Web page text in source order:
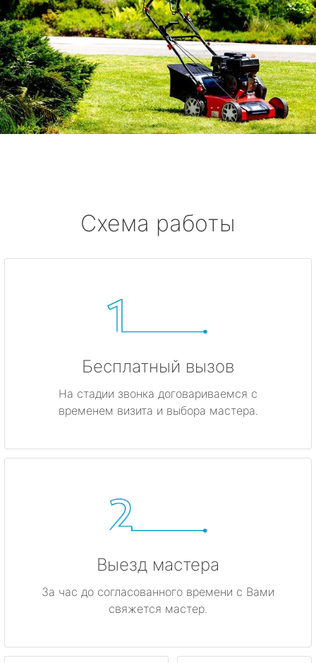
Схема работы
Бесплатный вызов
На стадии звонка договариваемся с
временем визита и выбора мастера.
Выезд мастера
За час до согласованного времени с Вами
свяжется мастер.